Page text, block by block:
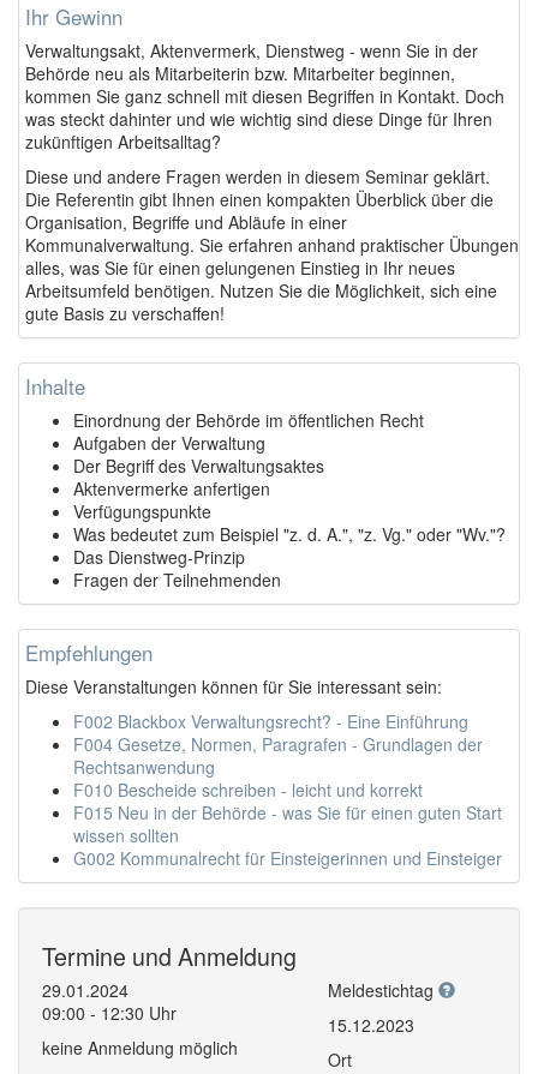
Ihr Gewinn
Verwaltungsakt, Aktenvermerk, Dienstweg - wenn Sie in der
Behörde neu als Mitarbeiterin bzw. Mitarbeiter beginnen,
kommen Sie ganz schnell mit diesen Begriffen in Kontakt. Doch
was steckt dahinter und wie wichtig sind diese Dinge für Ihren
zukünftigen Arbeitsalltag?
Diese und andere Fragen werden in diesem Seminar geklärt.
Die Referentin gibt Ihnen einen kompakten Überblick über die
Organisation, Begriffe und Abläufe in einer
Kommunalverwaltung. Sie erfahren anhand praktischer Übungen
alles, was Sie für einen gelungenen Einstieg in Ihr neues
Arbeitsumfeld benötigen. Nutzen Sie die Möglichkeit, sich eine
gute Basis zu verschaffen!
Inhalte
Einordnung der Behörde im öffentlichen Recht
Aufgaben der Verwaltung
Der Begriff des Verwaltungsaktes
Aktenvermerke anfertigen
Verfügungspunkte
Was bedeutet zum Beispiel "z. d. A.", "z. Vg." oder "Wv."?
Das Dienstweg-Prinzip
Fragen der Teilnehmenden
Empfehlungen
Diese Veranstaltungen können für Sie interessant sein:
F002 Blackbox Verwaltungsrecht? - Eine Einführung
F004 Gesetze, Normen, Paragrafen - Grundlagen der
Rechtsanwendung
F010 Bescheide schreiben - leicht und korrekt
F015 Neu in der Behörde - was Sie für einen guten Start
wissen sollten
G002 Kommunalrecht für Einsteigerinnen und Einsteiger
Termine und Anmeldung
29.01.2024
09:00 - 12:30 Uhr
keine Anmeldung möglich
Meldestichtag
15.12.2023
Ort